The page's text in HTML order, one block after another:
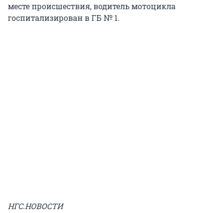
месте происшествия, водитель мотоцикла
госпитализирован в ГБ № 1.
НГС.НОВОСТИ